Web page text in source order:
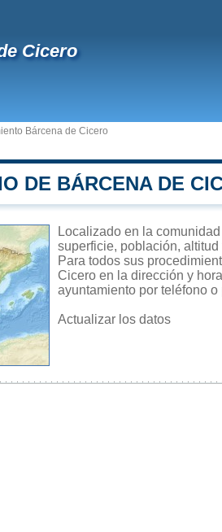
Cicero
Bárcena de Cicero
DE BÁRCENA DE
Localizado en la
superficie, población,
Para todos sus
Cicero en la dirección y
ayuntamiento por teléfono
Actualizar los datos